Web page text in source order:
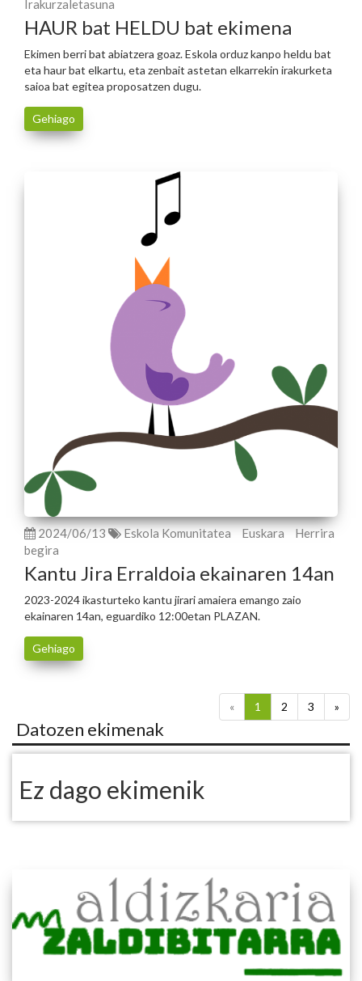
Irakurzaletasuna
HAUR bat HELDU bat ekimena
Ekimen berri bat abiatzera goaz. Eskola orduz kanpo heldu bat
eta haur bat elkartu, eta zenbait astetan elkarrekin irakurketa
saioa bat egitea proposatzen dugu.
Gehiago
2024/06/13 Eskola Komunitatea Euskara
Herrira
begira
Kantu Jira Erraldoia ekainaren 14an
2023-2024 ikasturteko kantu jirari amaiera emango zaio
ekainaren 14an, eguardiko 12:00etan PLAZAN.
Gehiago
« 1 2 3 »
Datozen ekimenak
Ez dago ekimenik